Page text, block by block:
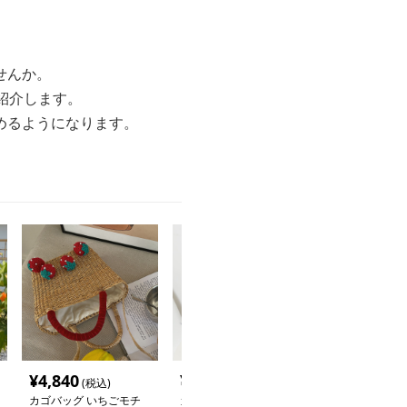
か。
します。
ようになります。
¥4,840(税込)
カゴバッグ いちごモチ
¥
カゴバッグ 市場かごト